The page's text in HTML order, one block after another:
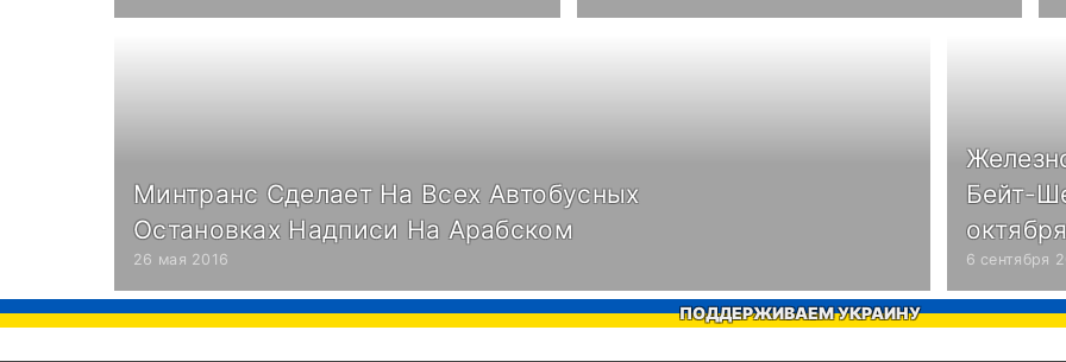
Минтранс Сделает На Всех Автобусных
Остановках Надписи На Арабском
26 мая 2016
Бейт-
6 сентября
ПОДДЕРЖИВАЕМ УКРАИНУ